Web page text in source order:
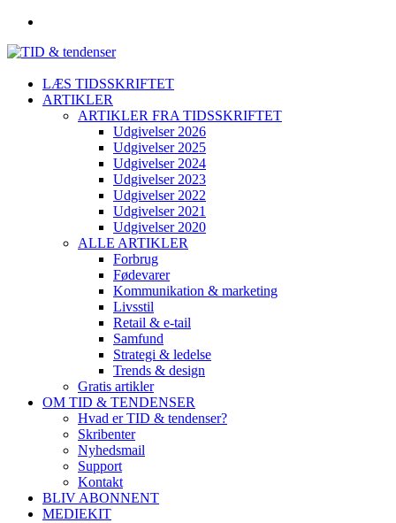
LÆS TIDSSKRIFTET
ARTIKLER
ARTIKLER FRA TIDSSKRIFTET
Udgivelser 2026
Udgivelser 2025
Udgivelser 2024
Udgivelser 2023
Udgivelser 2022
Udgivelser 2021
Udgivelser 2020
ALLE ARTIKLER
Forbrug
Fødevarer
Kommunikation & marketing
Livsstil
Retail & e-tail
Samfund
Strategi & ledelse
Trends & design
Gratis artikler
OM TID & TENDENSER
Hvad er TID & tendenser?
Skribenter
Nyhedsmail
Support
Kontakt
BLIV ABONNENT
MEDIEKIT